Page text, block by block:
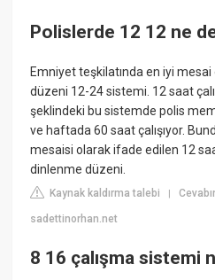
Polislerde 12 12 ne
Emniyet teşkilatında en iyi
düzeni 12-24 sistemi. 12 saat
şeklindeki bu sistemde polis
ve haftada 60 saat çalışıyor.
mesaisi olarak ifade edilen 12
dinlenme düzeni.
Kaynak kaldırma talebi |
sadettinorhan.net
8 16 çalışma sistemi